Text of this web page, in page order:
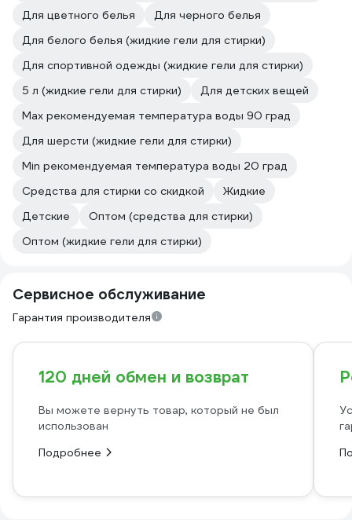
Для цветного белья
Для черного белья
Для белого белья (жидкие гели для стирки)
Для спортивной одежды (жидкие гели для стирки)
5 л (жидкие гели для стирки)
Для детских вещей
Мах рекомендуемая температура воды 90 град
Для шерсти (жидкие гели для стирки)
Min рекомендуемая температура воды 20 град
Средства для стирки со скидкой
Жидкие
Детские
Оптом (средства для стирки)
Оптом (жидкие гели для стирки)
Сервисное обслуживание
Гарантия производителя
120 дней обмен и возврат
Вы можете вернуть товар, который не был
использован
Подробнее